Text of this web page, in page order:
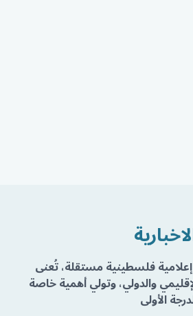
فلسطينية مستقلة، تُعنى
والدولي، وتولي أهمية خاصة
الأولى